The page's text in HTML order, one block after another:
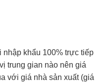
nhập khẩu 100% trực tiếp
trung gian nào nên giá
với giá nhà sản xuất (giá